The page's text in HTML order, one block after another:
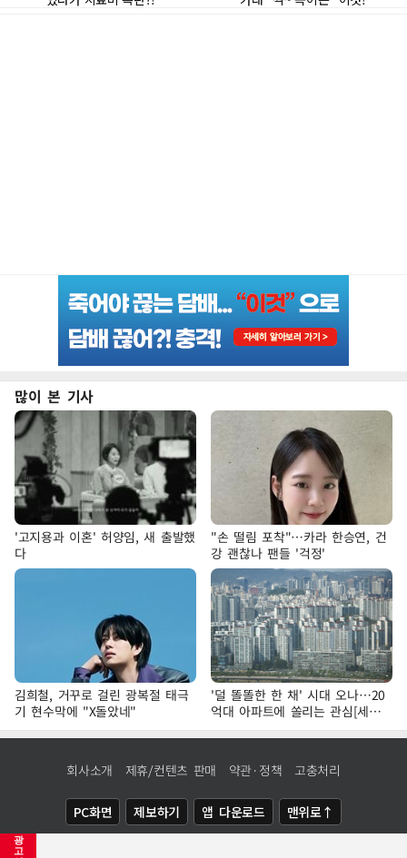
광
고
많이 본 기사
'고지용과 이혼' 허양임, 새 출발했
다
"손 떨림 포착"…카라 한승연, 건
강 괜찮나 팬들 '걱정'
김희철, 거꾸로 걸린 광복절 태극
기 현수막에 "X돌았네"
'덜 똘똘한 한 채' 시대 오나…20
억대 아파트에 쏠리는 관심[세제
개편, 그 이후②]
회사소개 제휴/컨텐츠 판매 약관·정책 고충처리
PC화면 제보하기 앱 다운로드 맨위로↑